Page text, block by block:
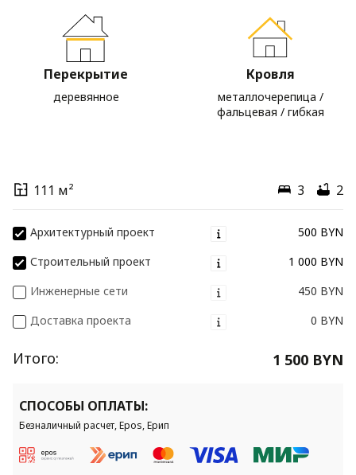
Перекрытие
деревянное
Кровля
металлочерепица /
фальцевая / гибкая
111 м² 3 2
Архитектурный проект
500 BYN
Строительный проект
1 000 BYN
Инженерные сети
450 BYN
Доставка проекта
0 BYN
Итого: 1 500 BYN
СПОСОБЫ ОПЛАТЫ:
Безналичный расчет, Epos, Ерип